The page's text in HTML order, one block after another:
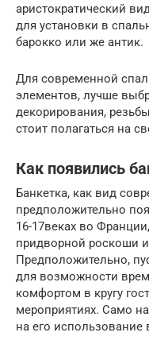
аристократический
для установки в
барокко или же антик.
Для современной
элементов, лучше
декорирования,
стоит полагаться на
Как появились
Банкетка, как вид
предположительно
16-17веках во
придворной роскоши
Предположительно,
для возможности
комфортом в кругу
мероприятиях. Само
на его использование